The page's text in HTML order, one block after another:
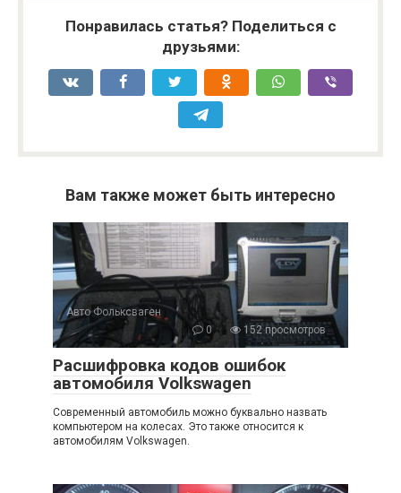
Понравилась статья? Поделиться с
друзьями:
Вам также может быть интересно
Авто Фольксваген
0
152 просмотров
Расшифровка кодов ошибок
автомобиля Volkswagen
Современный автомобиль можно буквально назвать
компьютером на колесах. Это также относится к
автомобилям Volkswagen.